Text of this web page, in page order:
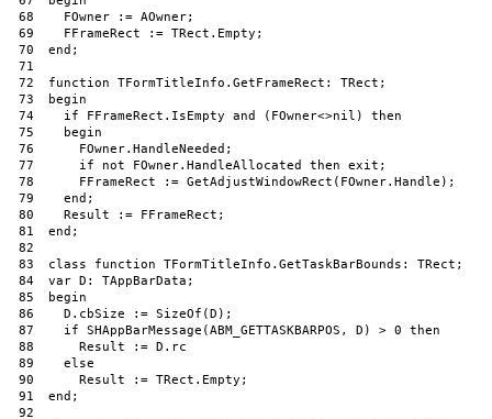
68
69
70
71
72
73
74
75
76
77
78
79
80
81
82
83
84
85
86
87
88
89
90
91
92
FOwner
: = AOwner;
FFrameRect
: = TRect . Empty ;
end ;
function TFormTitleInfo . GetFrameRect : TRect ;
begin
if
FFrameRect . IsEmpty and ( FOwner<>nil )
then
begin
FOwner. HandleNeeded ;
if
not FOwner. HandleAllocated then exit ;
FFrameRect
: = GetAdjustWindowRect ( FOwner. Handle ) ;
end ;
Result
: = FFrameRect ;
end ;
class function TFormTitleInfo . GetTaskBarBounds : TRect ;
var
D : TAppBarData ;
begin
D . cbSize : = SizeOf ( D ) ;
if
SHAppBarMessage ( ABM_GETTASKBARPOS , D ) > 0
then
Result
: = D . rc
else
Result
: = TRect . Empty ;
end ;